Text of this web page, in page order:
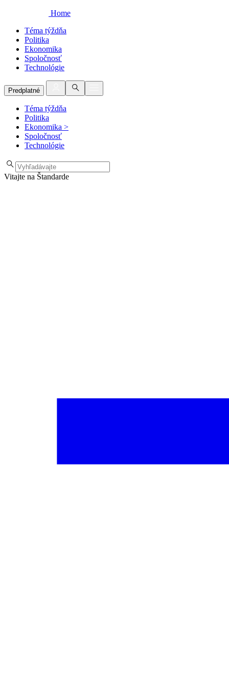
Home
Téma týždňa
Politika
Ekonomika
Spoločnosť
Technológie
Predplatné
Téma týždňa
Politika
Ekonomika >
Spoločnosť
Technológie
Vitajte na Štandarde